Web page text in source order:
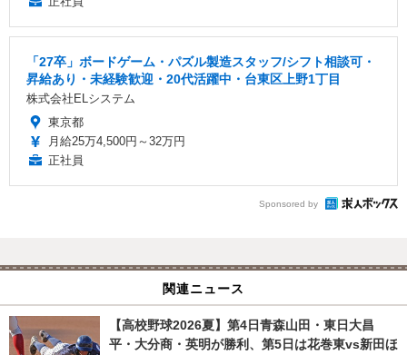
「27卒」ボードゲーム・パズル製造スタッフ/シフト相談可・
昇給あり・未経験歓迎・20代活躍中・台東区上野1丁目
株式会社ELシステム
東京都
月給25万4,500円～32万円
正社員
Sponsored by
関連ニュース
【高校野球2026夏】第4日青森山田・東日大昌
平・大分商・英明が勝利、第5日は花巻東vs新田ほ